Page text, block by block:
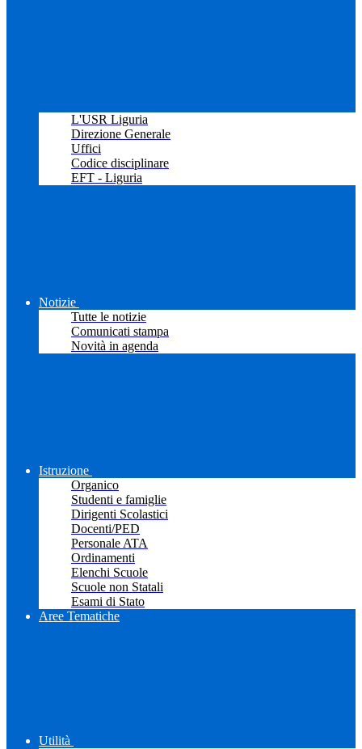
L'USR Liguria
Direzione Generale
Uffici
Codice disciplinare
EFT - Liguria
Notizie
Tutte le notizie
Comunicati stampa
Novità in agenda
Istruzione
Organico
Studenti e famiglie
Dirigenti Scolastici
Docenti/PED
Personale ATA
Ordinamenti
Elenchi Scuole
Scuole non Statali
Esami di Stato
Aree Tematiche
Utilità